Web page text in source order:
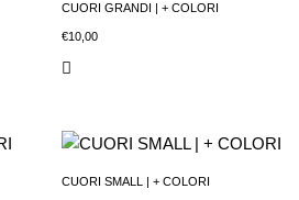
CUORI GRANDI | + COLORI
€10,00
CUORI SMALL | + COLORI